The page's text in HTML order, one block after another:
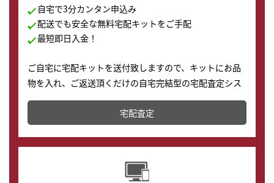
自宅で3分カンタン申込み
配送でも安全な無料宅配キットをご手配
最短即日入金！
ご自宅に宅配キットを送付致しますので、キットにお品
物を入れ、ご返送頂くだけの自宅完結型の宅配査定シス
テムです。
配送でも簡単&安全に査定・買取に出すことが可能で
す。
宅配査定